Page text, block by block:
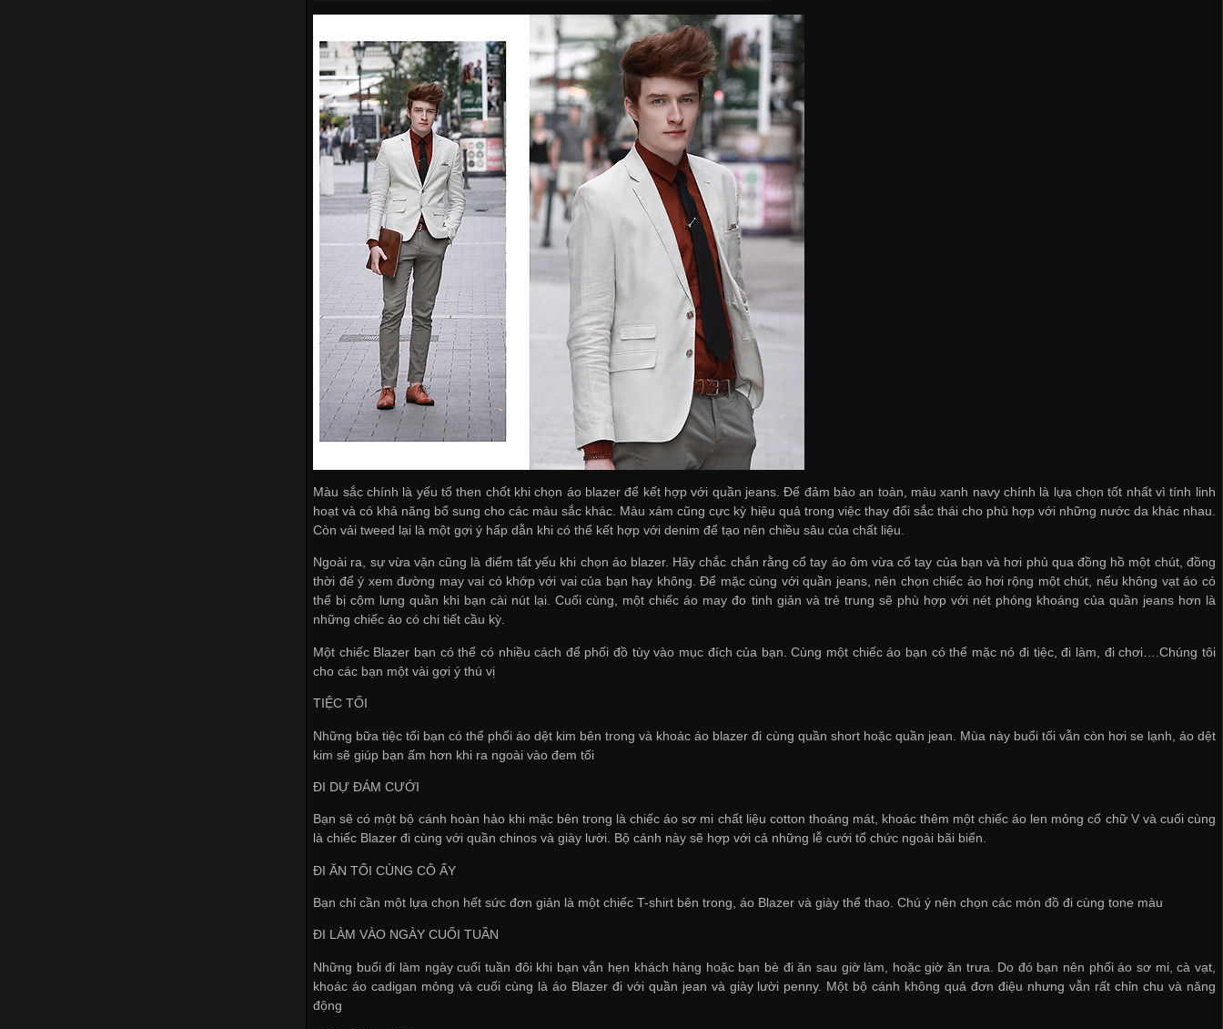
Màu sắc chính là yếu tố then chốt khi chọn áo blazer để kết hợp với quần jeans. Để đảm bảo an toàn, màu xanh navy chính là lựa chọn tốt nhất vì tính linh
hoạt và có khả năng bổ sung cho các màu sắc khác. Màu xám cũng cực kỳ hiệu quả trong việc thay đổi sắc thái cho phù hợp với những nước da khác nhau.
Còn vải tweed lại là một gợi ý hấp dẫn khi có thể kết hợp với denim để tạo nên chiều sâu của chất liệu.
Ngoài ra, sự vừa vặn cũng là điểm tất yếu khi chọn áo blazer. Hãy chắc chắn rằng cổ tay áo ôm vừa cổ tay của bạn và hơi phủ qua đồng hồ một chút, đồng
thời để ý xem đường may vai có khớp với vai của bạn hay không. Để mặc cùng với quần jeans, nên chọn chiếc áo hơi rộng một chút, nếu không vạt áo có
thể bị cộm lưng quần khi bạn cài nút lại. Cuối cùng, một chiếc áo may đo tinh giản và trẻ trung sẽ phù hợp với nét phóng khoáng của quần jeans hơn là
những chiếc áo có chi tiết cầu kỳ.
Một chiếc Blazer bạn có thể có nhiều cách để phối đồ tùy vào mục đích của bạn. Cùng một chiếc áo bạn có thể mặc nó đi tiệc, đi làm, đi chơi….Chúng tôi
cho các bạn một vài gợi ý thú vị
TIỆC TỐI
Những bữa tiệc tối bạn có thể phối áo dệt kim bên trong và khoác áo blazer đi cùng quần short hoặc quần jean. Mùa này buổi tối vẫn còn hơi se lạnh, áo dệt
kim sẽ giúp bạn ấm hơn khi ra ngoài vào đem tối
ĐI DỰ ĐÁM CƯỚI
Bạn sẽ có một bộ cánh hoàn hảo khi mặc bên trong là chiếc áo sơ mi chất liệu cotton thoáng mát, khoác thêm một chiếc áo len mỏng cổ chữ V và cuối cùng
là chiếc Blazer đi cùng với quần chinos và giày lười. Bộ cánh này sẽ hợp với cả những lễ cưới tổ chức ngoài bãi biển.
ĐI ĂN TỐI CÙNG CÔ ẤY
Bạn chỉ cần một lựa chọn hết sức đơn giản là một chiếc T-shirt bên trong, áo Blazer và giày thể thao. Chú ý nên chọn các món đồ đi cùng tone màu
ĐI LÀM VÀO NGÀY CUỐI TUẦN
Những buổi đi làm ngày cuối tuần đôi khi bạn vẫn hẹn khách hàng hoặc bạn bè đi ăn sau giờ làm, hoặc giờ ăn trưa. Do đó bạn nên phối áo sơ mi, cà vạt,
khoác áo cadigan mỏng và cuối cùng là áo Blazer đi với quần jean và giày lười penny. Một bộ cánh không quá đơn điệu nhưng vẫn rất chỉn chu và năng
động